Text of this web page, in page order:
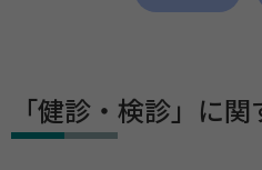
「健診・検診」に